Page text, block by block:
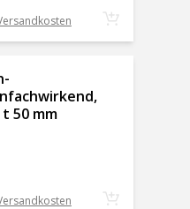
50 mm